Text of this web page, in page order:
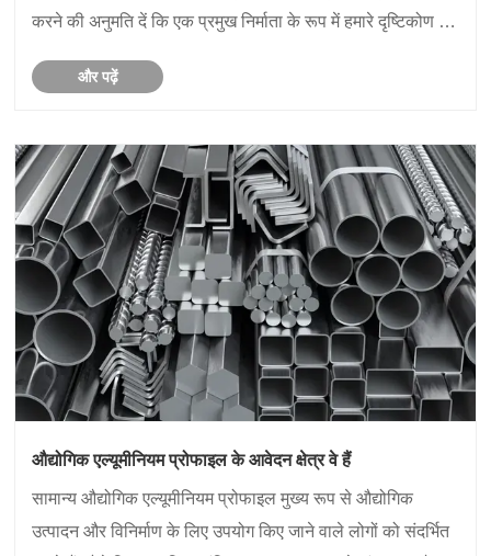
करने की अनुमति दें कि एक प्रमुख निर्माता के रूप में हमारे दृष्टिकोण से
और पढ़ें
औद्योगिक एल्यूमीनियम प्रोफाइल के आवेदन क्षेत्र वे हैं
सामान्य औद्योगिक एल्यूमीनियम प्रोफाइल मुख्य रूप से औद्योगिक
उत्पादन और विनिर्माण के लिए उपयोग किए जाने वाले लोगों को संदर्भित